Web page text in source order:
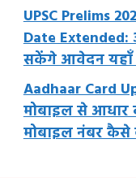
UPSC Prelims
Date
सकेंगे आवेदन यहाँ
Aadhaar Card
मोबाइल से आधार
मोबाइल नंबर